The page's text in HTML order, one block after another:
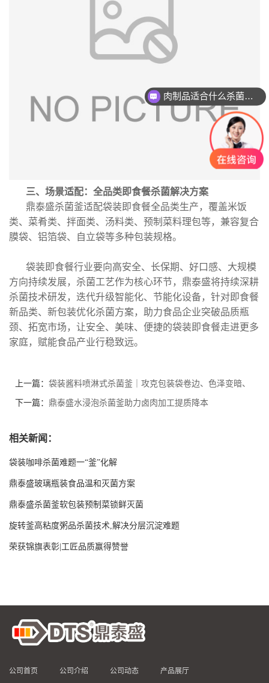
三、场景适配：全品类即食餐杀菌解决方案
鼎泰盛杀菌釜适配袋装即食餐全品类生产，覆盖米饭
类、菜肴类、拌面类、汤料类、预制菜料理包等，兼容复合
膜袋、铝箔袋、自立袋等多种包装规格。
袋装即食餐行业要向高安全、长保期、好口感、大规模
方向持续发展， 杀菌工艺作为核心环节，鼎泰盛将持续深耕
杀菌技术研发，迭代升级智能化、节能化设备，针对即食餐
新品类、新包装优化杀菌方案，助力食品企业突破品质瓶
颈、拓宽市场，让安全、美味、便捷的袋装即食餐走进更多
家庭，赋能食品产业行稳致远。
上一篇： 袋装酱料喷淋式杀菌釜｜攻克包装袋卷边、色泽变暗、
保质期短三大行业痛点
下一篇： 鼎泰盛水浸泡杀菌釜助力卤肉加工提质降本
相关新闻：
袋装咖啡杀菌难题一“釜”化解
鼎泰盛玻璃瓶装食品温和灭菌方案
鼎泰盛杀菌釜软包装预制菜锁鲜灭菌
旋转釜高粘度粥品杀菌技术,解决分层沉淀难题
荣获锦旗表彰|工匠品质赢得赞誉
公司首页 公司介绍 公司动态 产品展厅
肉制品适合什么杀菌方式?